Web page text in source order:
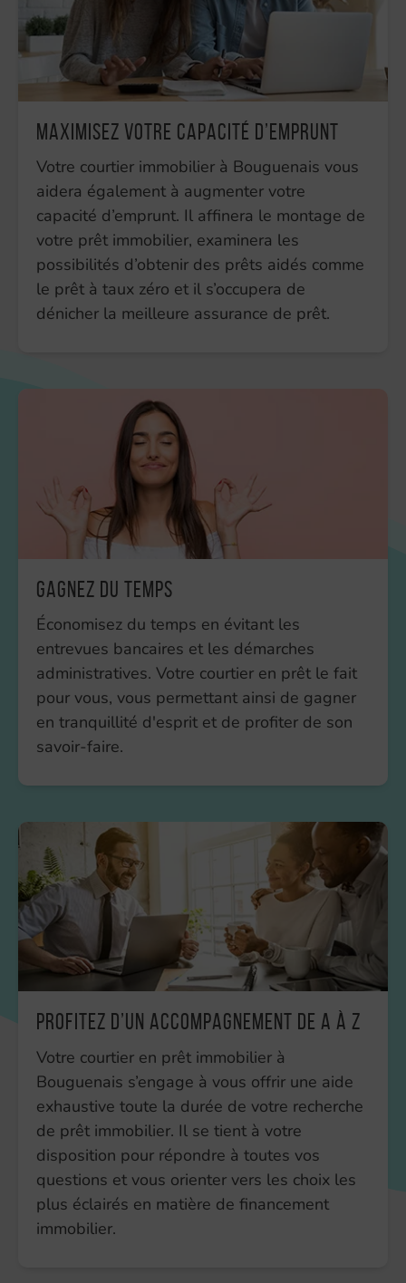
Maximisez votre capacité d’emprunt
Votre courtier immobilier à Bouguenais vous
aidera également à augmenter votre
capacité d’emprunt. Il affinera le montage de
votre prêt immobilier, examinera les
possibilités d’obtenir des prêts aidés comme
le prêt à taux zéro et il s’occupera de
dénicher la meilleure assurance de prêt.
Gagnez du temps
Économisez du temps en évitant les
entrevues bancaires et les démarches
administratives. Votre courtier en prêt le fait
pour vous, vous permettant ainsi de gagner
en tranquillité d'esprit et de profiter de son
savoir-faire.
Profitez d’un accompagnement de A à Z
Votre courtier en prêt immobilier à
Bouguenais s’engage à vous offrir une aide
exhaustive toute la durée de votre recherche
de prêt immobilier. Il se tient à votre
disposition pour répondre à toutes vos
questions et vous orienter vers les choix les
plus éclairés en matière de financement
immobilier.